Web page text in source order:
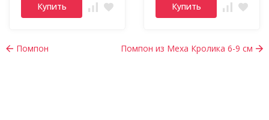
Купить Купить
Помпон Помпон из Меха Кролика 6-9 см